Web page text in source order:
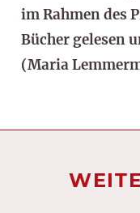
im Rahmen des
Bücher gelesen
(Maria